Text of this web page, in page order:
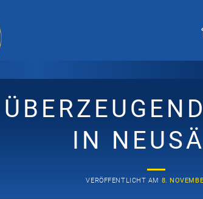
IN
VERÖFFENTLICHT AM 8.